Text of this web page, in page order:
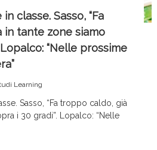
S
e
r
e
classe. Sasso, “Fa
in tante zone siamo
“Nelle prossime
Learning
Sasso, “Fa troppo caldo, già
i 30 gradi”. Lopalco: “Nelle